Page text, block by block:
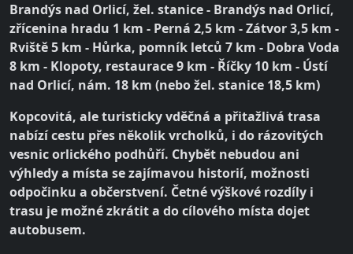
Brandýs nad Orlicí, žel. stanice - Brandýs nad Orlicí,
zřícenina hradu 1 km - Perná 2,5 km - Zátvor 3,5 km -
Rviště 5 km - Hůrka, pomník letců 7 km - Dobra Voda
8 km - Klopoty, restaurace 9 km - Říčky 10 km - Ústí
nad Orlicí, nám. 18 km (nebo žel. stanice 18,5 km)
Kopcovitá, ale turisticky vděčná a přitažlivá trasa
nabízí cestu přes několik vrcholků, i do rázovitých
vesnic orlického podhůří. Chybět nebudou ani
výhledy a místa se zajímavou historií, možnosti
odpočinku a občerstvení. Četné výškové rozdíly i
trasu je možné zkrátit a do cílového místa dojet
autobusem.